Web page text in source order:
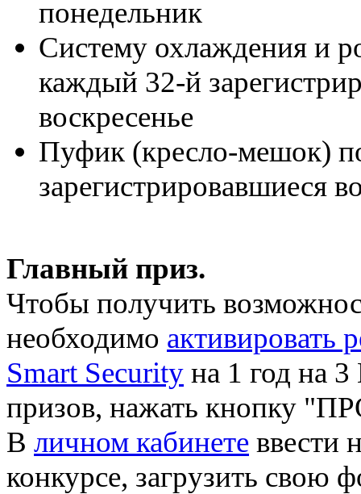
понедельник
Систему охлаждения и
каждый 32-й
воскресенье
Пуфик (кресло-мешок)
зарегистрировавшиеся
Главный приз.
Чтобы получить
необходимо активировать
Smart Security на 1 год на
призов, нажать кнопку
В личном кабинете ввести
конкурсе, загрузить свою